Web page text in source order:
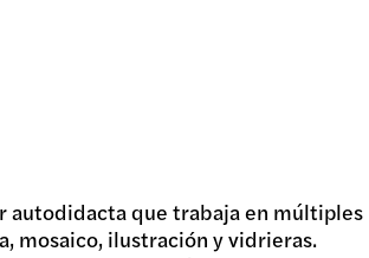
autodidacta que trabaja en múltiples
mosaico, ilustración y vidrieras.